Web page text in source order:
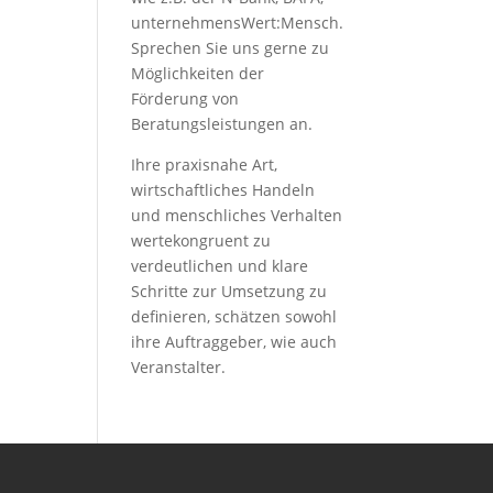
unternehmensWert:Mensch.
Sprechen Sie uns gerne zu
Möglichkeiten der
Förderung von
Beratungsleistungen an.
Ihre praxisnahe Art,
wirtschaftliches Handeln
und menschliches Verhalten
wertekongruent zu
verdeutlichen und klare
Schritte zur Umsetzung zu
definieren, schätzen sowohl
ihre Auftraggeber, wie auch
Veranstalter.